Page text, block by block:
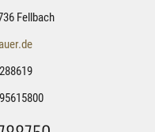
Fellbach